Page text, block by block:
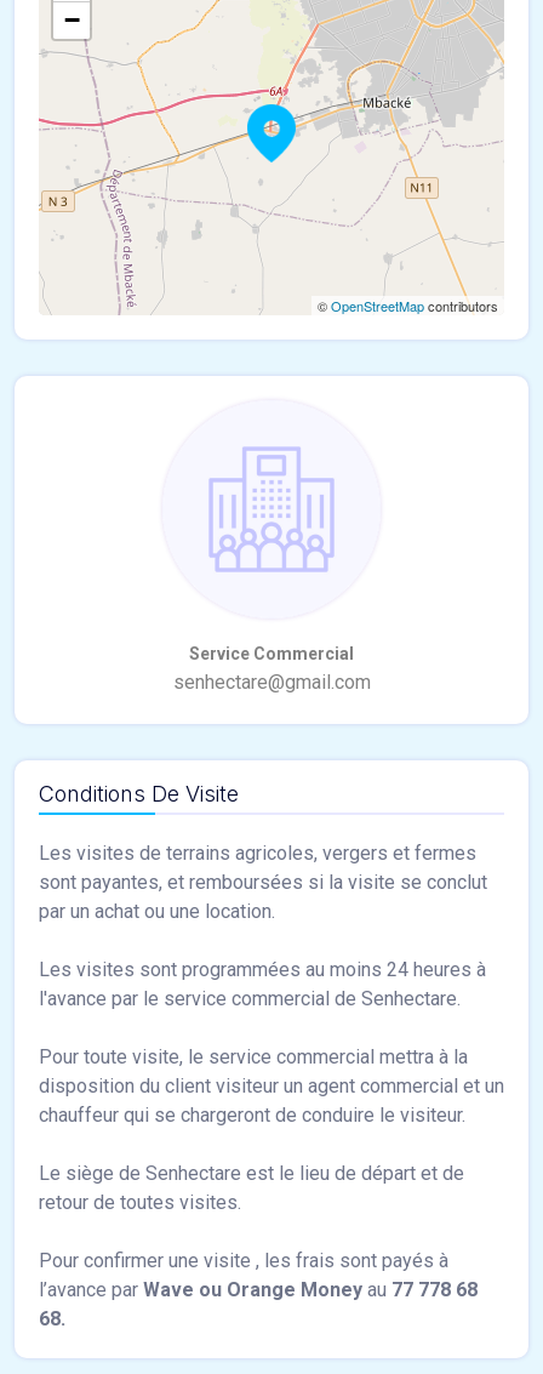
−
©OpenStreetMapcontributors
Conditions De Visite
Les visites de terrains agricoles, vergers et fermes
sont payantes, et remboursées si la visite se conclut
par un achat ou une location.
Les visites sont programmées au moins 24 heures à
l'avance par le service commercial de Senhectare.
Pour toute visite, le service commercial mettra à la
disposition du client visiteur un agent commercial et un
chauffeur qui se chargeront de conduire le visiteur.
Le siège de Senhectare est le lieu de départ et de
retour de toutes visites.
Pour confirmer une visite , les frais sont payés à
l’avance par Wave ou Orange Money au 77 778 68
68.